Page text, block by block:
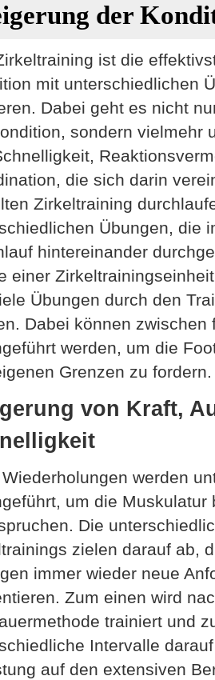
der
ist die
mit unterschiedlichen
Dabei geht es nicht
sondern vielmehr
die sich darin
Zirkeltraining
Übungen, die
hintereinander
einer
Übungen durch den
Dabei können zwischen
werden, um die
Grenzen zu fordern.
von Kraft,
werden
um die Muskulatur
Die
zielen darauf ab,
immer wieder neue
Zum einen wird
trainiert und
Intervalle
auf den extensiven